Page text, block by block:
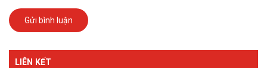
Gửi bình luận
LIÊN KẾT